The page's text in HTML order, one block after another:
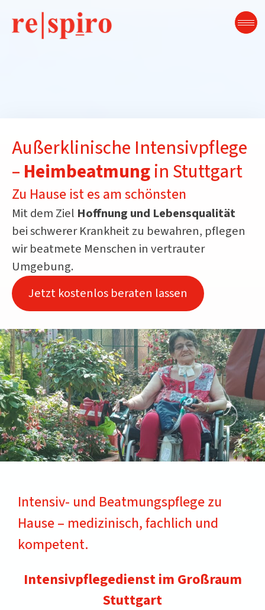
Inhalt
springen
Außerklinische Intensivpflege
– Heimbeatmungin Stuttgart
Zu Hause ist es am schönsten
Mit dem Ziel Hoffnung und Lebensqualität
bei schwerer Krankheit zu bewahren, pflegen
wir beatmete Menschen in vertrauter
Umgebung.
Jetzt kostenlos beraten lassen
Intensiv- und Beatmungspflege zu
Hause – medizinisch, fachlich und
kompetent.
Intensivpflegedienst im Großraum
Stuttgart